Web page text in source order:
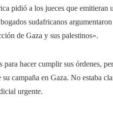
pidió a los jueces que
sudafricanos
de Gaza y sus palestinos».
hacer cumplir sus órdenes,
su campaña en Gaza. No estaba
urgente.